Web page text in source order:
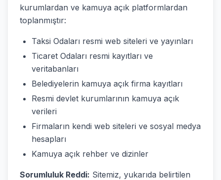
kurumlardan ve kamuya açık platformlardan
toplanmıştır:
Taksi Odaları resmi web siteleri ve yayınları
Ticaret Odaları resmi kayıtları ve
veritabanları
Belediyelerin kamuya açık firma kayıtları
Resmi devlet kurumlarının kamuya açık
verileri
Firmaların kendi web siteleri ve sosyal medya
hesapları
Kamuya açık rehber ve dizinler
Sorumluluk Reddi: Sitemiz, yukarıda belirtilen